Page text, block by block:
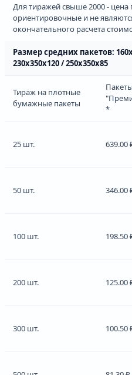
Для тиражей свыше 2000 - цена
ориентировочные и не
окончательного расчета
Размер средних пакетов:
230х350х120 / 250х350х85
Тираж на плотные
бумажные пакеты
Пакеты
*
25 шт. 639.00
50 шт. 346.00
100 шт. 198.50
200 шт. 125.00
300 шт. 100.50